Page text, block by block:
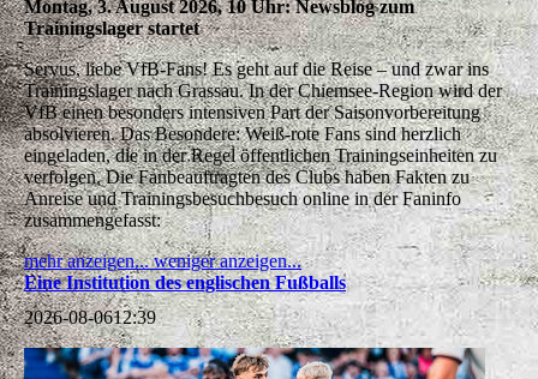
Montag, 3. August 2026, 10 Uhr: Newsblog zum
Trainingslager startet
Servus, liebe VfB-Fans! Es geht auf die Reise – und zwar ins
Trainingslager nach Grassau. In der Chiemsee-Region wird der
VfB einen besonders intensiven Part der Saisonvorbereitung
absolvieren. Das Besondere: Weiß-rote Fans sind herzlich
eingeladen, die in der Regel öffentlichen Trainingseinheiten zu
verfolgen. Die Fanbeauftragten des Clubs haben Fakten zu
Anreise und Trainingsbesuchbesuch online in der Faninfo
zusammengefasst:
mehr anzeigen...weniger anzeigen...
Eine Institution des englischen Fußballs
2026-08-0612:39